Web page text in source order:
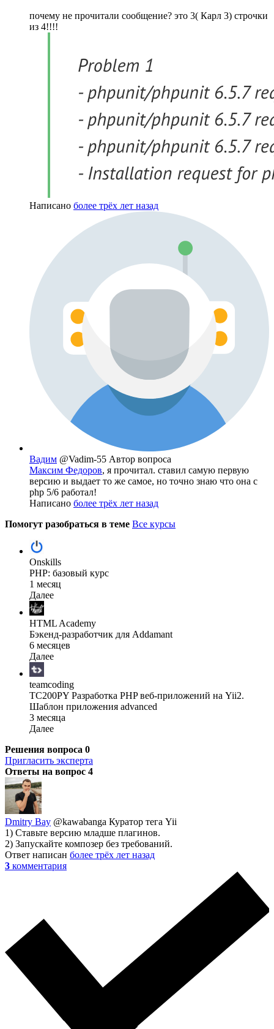
почему не прочитали сообщение? это 3( Карл 3) строчки
из 4!!!!
Написано более трёх лет назад
Вадим @Vadim-55 Автор вопроса
Максим Федоров, я прочитал. ставил самую первую
версию и выдает то же самое, но точно знаю что она с
php 5/6 работал!
Написано более трёх лет назад
Помогут разобраться в теме Все курсы
Onskills
PHP: базовый курс
1 месяц
Далее
HTML Academy
Бэкенд-разработчик для Addamant
6 месяцев
Далее
teamcoding
TC200PY Разработка PHP веб-приложений на Yii2.
Шаблон приложения advanced
3 месяца
Далее
Решения вопроса 0
Пригласить эксперта
Ответы на вопрос 4
Dmitry Bay @kawabanga Куратор тега Yii
1) Ставьте версию младше плагинов.
2) Запускайте композер без требований.
Ответ написан более трёх лет назад
3 комментария